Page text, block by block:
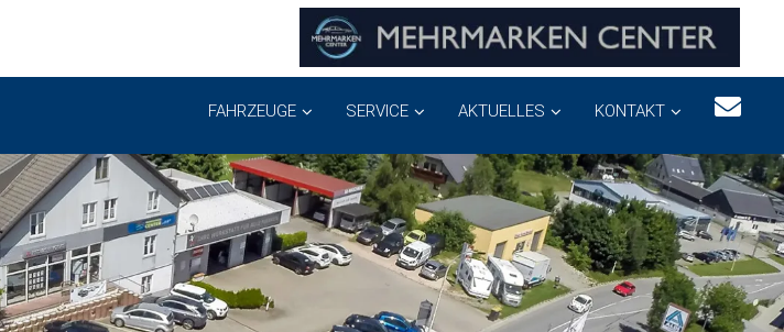
FAHRZEUGE SERVICE AKTUELLES KONTAKT